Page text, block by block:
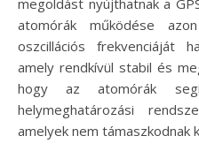
megoldást nyújthatnak a
atomórák működése
oszcillációs frekvenciáját
amely rendkívül stabil és
hogy az atomórák
helymeghatározási
amelyek nem támaszkodnak